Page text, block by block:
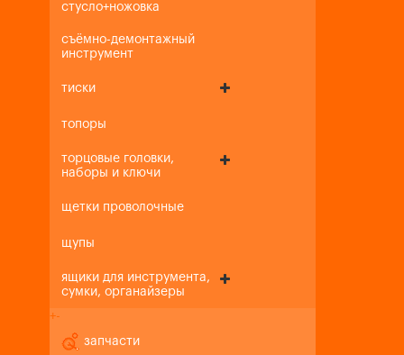
стусло+ножовка
съёмно-демонтажный
инструмент
тиски
топоры
торцовые головки,
наборы и ключи
щетки проволочные
щупы
ящики для инструмента,
сумки, органайзеры
+-
запчасти